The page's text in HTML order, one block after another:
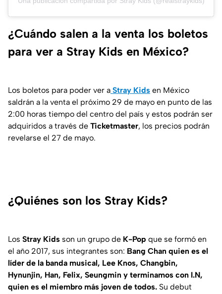
¿Cuándo salen a la venta los boletos
para ver a Stray Kids en México?
Los boletos para poder ver a Stray Kids en México
saldrán a la venta el próximo 29 de mayo en punto de las
2:00 horas tiempo del centro del país y estos podrán ser
adquiridos a través de Ticketmaster, los precios podrán
revelarse el 27 de mayo.
¿Quiénes son los Stray Kids?
Los Stray Kids son un grupo de K-Pop que se formó en
el año 2017, sus integrantes son: Bang Chan quien es el
líder de la banda musical, Lee Knos, Changbin,
Hynunjin, Han, Felix, Seungmin y terminamos con I.N,
quien es el miembro más joven de todos. Su debut